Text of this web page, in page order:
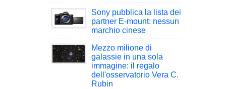
Sony pubblica la lista dei
partner E-mount: nessun
marchio cinese
Mezzo milione di
galassie in una sola
immagine: il regalo
dell'osservatorio Vera C.
Rubin